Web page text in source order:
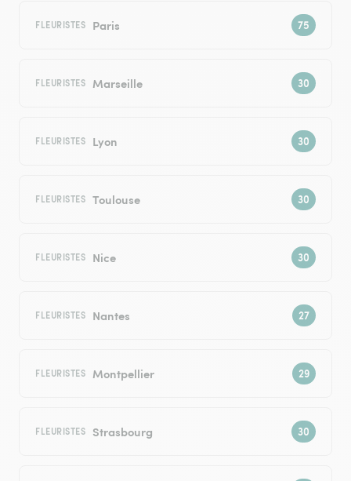
FLEURISTES Paris
FLEURISTES Marseille
FLEURISTES Lyon
FLEURISTES Toulouse
FLEURISTES Nice
FLEURISTES Nantes
FLEURISTES Montpellier
FLEURISTES Strasbourg